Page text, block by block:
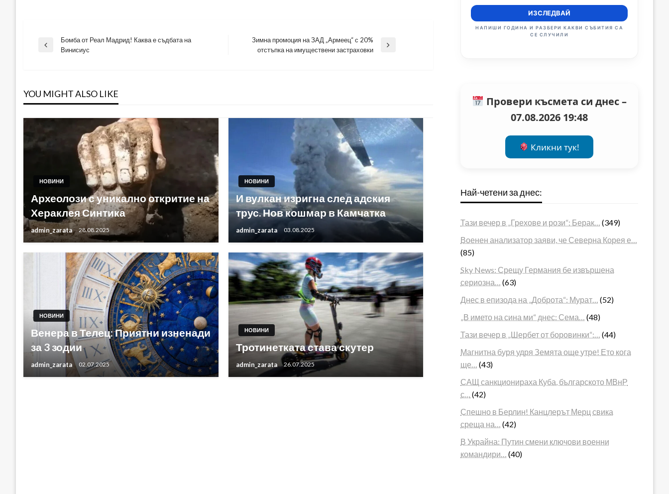
Навигация
Previous
Бомба от Реал Мадрид! Каква е съдбата на
Винисиус
Зимна промоция на ЗАД „Армеец“ с 20%
отстъпка на имуществени застраховки
YOU MIGHT ALSO LIKE
НОВИНИ
Археолози с уникално откритие на
Хераклея Синтика
admin_zarata 28.08.2025
НОВИНИ
И вулкан изригна след адския
трус. Нов кошмар в Камчатка
admin_zarata 03.08.2025
НОВИНИ
Венера в Телец: Приятни изненади
за 3 зодии
admin_zarata 02.07.2025
НОВИНИ
Тротинетката става скутер
admin_zarata 26.07.2025
ИЗСЛЕДВАЙ
НАПИШИ ГОДИНА И РАЗБЕРИ КАКВИ СЪБИТИЯ СА
СЕ СЛУЧИЛИ
Провери късмета си днес –
07.08.2026 19:48
Кликни тук!
Най-четени за днес:
Тази вечер в „Грехове и рози“: Берак…
(349)
Военен анализатор заяви, че Северна Корея е…
(85)
Sky News: Срещу Германия бе извършена
сериозна…
(63)
Днес в епизода на „Доброта“: Мурат…
(52)
„В името на сина ми“ днес: Сема…
(48)
Тази вечер в „Шербет от боровинки“:…
(44)
Магнитна буря удря Земята още утре! Ето кога
ще…
(43)
САЩ санкционираха Куба, българското МВнР
с…
(42)
Спешно в Берлин! Канцлерът Мерц свика
среща на…
(42)
В Украйна: Путин смени ключови военни
командири…
(40)